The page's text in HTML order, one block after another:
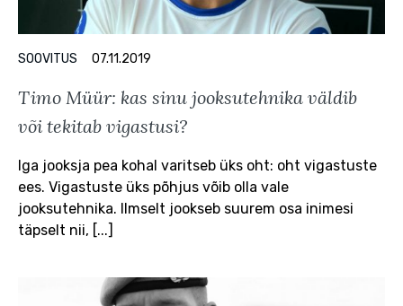
Timo Müür: kas sinu jooksutehnika väldib
või tekitab vigastusi?
Iga jooksja pea kohal varitseb üks oht: oht vigastuste
ees. Vigastuste üks põhjus võib olla vale
jooksutehnika. Ilmselt jookseb suurem osa inimesi
täpselt nii, [...]
SOOVITUS 07.11.2019